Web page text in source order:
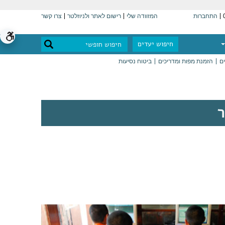
התחברות המזוודה שלי רישום לאתר ולניוזלטר צרו קשר
חיפוש יעדים
הזמנת מפות ומדריכים ביטוח נסיעות